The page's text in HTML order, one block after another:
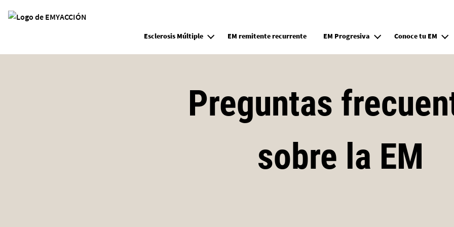
Site Logo
Esclerosis Múltiple EM remitente recurrente EM Progresiva Conoce tu EM
Preguntas
sobre la EM